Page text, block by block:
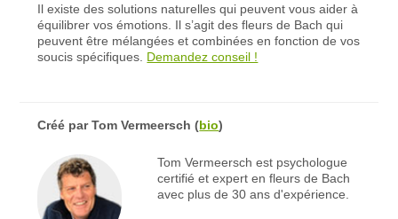
Il existe des solutions naturelles qui peuvent vous aider à
équilibrer vos émotions. Il s’agit des fleurs de Bach qui
peuvent être mélangées et combinées en fonction de vos
soucis spécifiques. Demandez conseil !
Créé parTom Vermeersch (bio)
Tom Vermeersch est psychologue
certifié et expert en fleurs de Bach
avec plus de 30 ans d'expérience.